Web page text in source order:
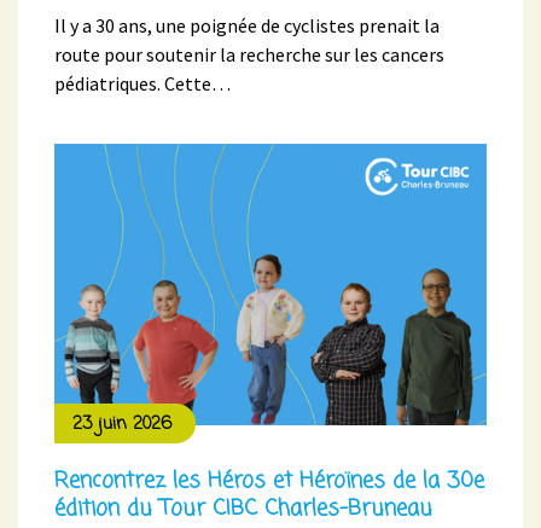
Il y a 30 ans, une poignée de cyclistes prenait la
route pour soutenir la recherche sur les cancers
pédiatriques. Cette…
23 juin 2026
Rencontrez les Héros et Héroïnes de la 30e
édition du Tour CIBC Charles-Bruneau